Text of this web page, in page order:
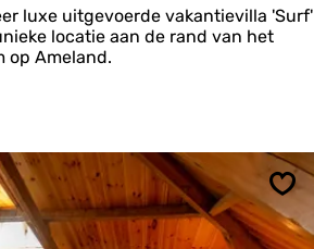
luxe uitgevoerde vakantievilla 'Surf'
locatie aan de rand van het
op Ameland.